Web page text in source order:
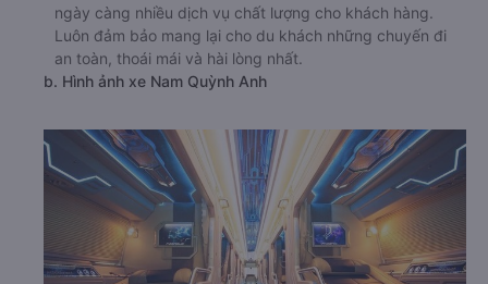
ngày càng nhiều dịch vụ chất lượng cho khách hàng.
Luôn đảm bảo mang lại cho du khách những chuyến đi
an toàn, thoái mái và hài lòng nhất.
b. Hình ảnh xe Nam Quỳnh Anh